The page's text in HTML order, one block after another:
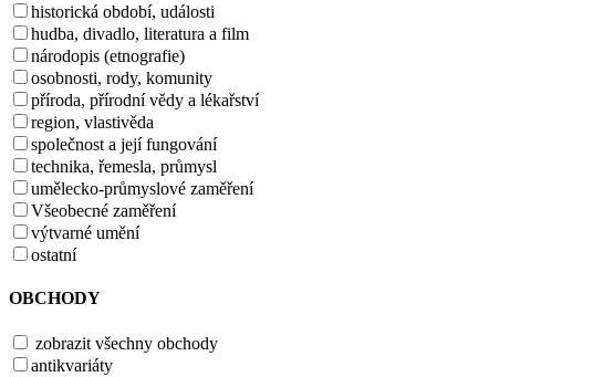
historická období, události
hudba, divadlo, literatura a film
národopis (etnografie)
osobnosti, rody, komunity
příroda, přírodní vědy a lékařství
region, vlastivěda
společnost a její fungování
technika, řemesla, průmysl
umělecko-průmyslové zaměření
Všeobecné zaměření
výtvarné umění
ostatní
OBCHODY
zobrazit všechny obchody
antikvariáty